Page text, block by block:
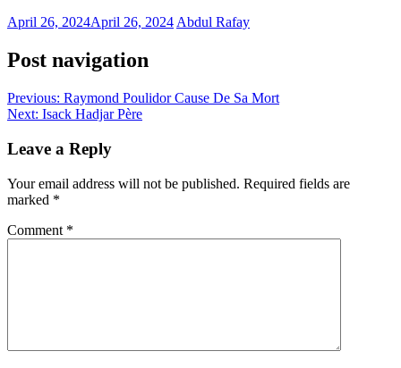
April 26, 2024April 26, 2024 Abdul Rafay
Post navigation
Previous: Raymond Poulidor Cause De Sa Mort
Next: Isack Hadjar Père
Leave a Reply
Your email address will not be published. Required fields are
marked *
Comment *